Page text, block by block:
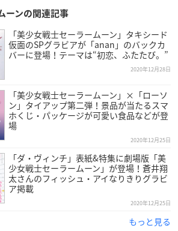
スーパーセーラージュピター（CV:小清
利進吾
：スーパーセーラーヴィーナス（C
ダタダシ
ーセーラーちびムーン（CV: 福圓美
松岡禎丞）
田 優
パーセーラーウラヌス（CV:皆川純子）
チューン（CV:大原さやか）スーパーセ
田 愛）スーパーセーラーサターン（CV:
編曲：鈴木裕明 M.8 Welcome to the ci
上田麗奈）パラパラ（CV：諸星すみ
：原 優子）ベスベス（CV：高橋李依）
ーンの関連記事
「美少女戦士セーラームーン」タキシード
仮面のSPグラビアが「anan」のバックカ
バーに登場！テーマは“初恋、ふたたび。”
2020年12月28日
「美少女戦士セーラームーン」×「ローソ
ン」タイアップ第二弾！景品が当たるスマ
ホくじ・パッケージが可愛い食品などが登
場
2020年12月25日
「ダ・ヴィンチ」表紙&特集に劇場版「美
少女戦士セーラームーン」が登場！蒼井翔
太さんのフィッシュ・アイなりきりグラビ
ア掲載
2020年12月25日
もっと見る